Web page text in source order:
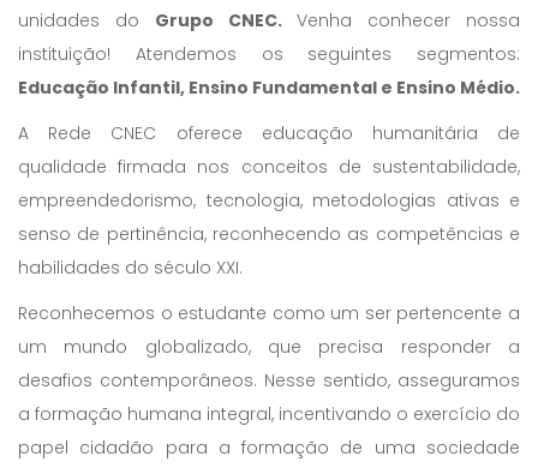
unidades do Grupo CNEC.Venha conhecer nossa
instituição! Atendemos os seguintes segmentos:
Educação Infantil, Ensino Fundamental e Ensino Médio.
A Rede CNEC oferece educação humanitária de
qualidade firmada nos conceitos de sustentabilidade,
empreendedorismo, tecnologia, metodologias ativas e
senso de pertinência, reconhecendo as competências e
habilidades do século XXI.
Reconhecemos o estudante como um ser pertencente a
um mundo globalizado, que precisa responder a
desafios contemporâneos. Nesse sentido, asseguramos
a formação humana integral, incentivando o exercício do
papel cidadão para a formação de uma sociedade